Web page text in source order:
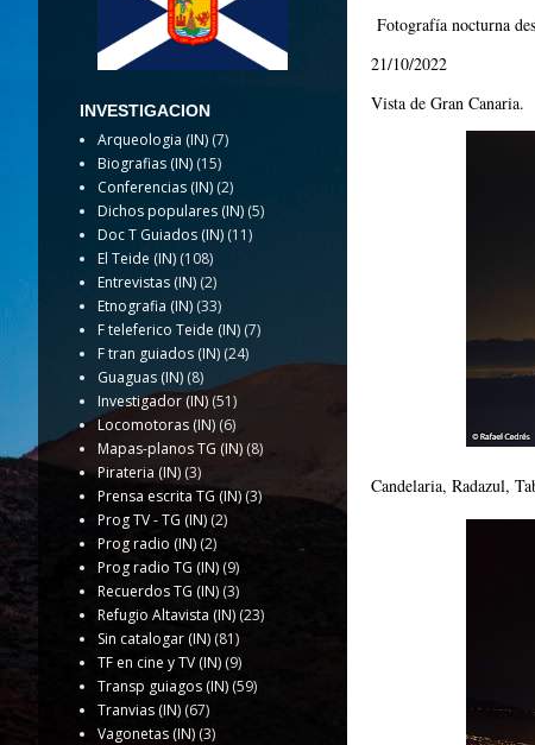
Fotografía nocturna
21/10/2022
Vista de Gran Canaria.
Candelaria, Radazul,
INVESTIGACION
Arqueologia (IN) (7)
Biografias (IN) (15)
Conferencias (IN) (2)
Dichos populares (IN) (5)
Doc T Guiados (IN) (11)
El Teide (IN) (108)
Entrevistas (IN) (2)
Etnografia (IN) (33)
F teleferico Teide (IN) (7)
F tran guiados (IN) (24)
Guaguas (IN) (8)
Investigador (IN) (51)
Locomotoras (IN) (6)
Mapas-planos TG (IN) (8)
Pirateria (IN) (3)
Prensa escrita TG (IN)(3)
Prog TV - TG (IN) (2)
Prog radio (IN) (2)
Prog radio TG (IN) (9)
Recuerdos TG (IN) (3)
Refugio Altavista (IN) (23)
Sin catalogar (IN) (81)
TF en cine y TV (IN) (9)
Transp guiagos (IN)(59)
Tranvias (IN) (67)
Vagonetas (IN) (3)